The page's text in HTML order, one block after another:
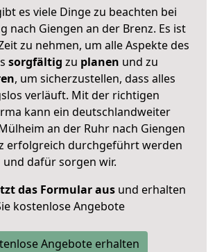
es viele Dinge zu beachten bei
nach Giengen an der Brenz. Es ist
zu nehmen, um alle Aspekte des
sorgfältig zu planen und zu
, um sicherzustellen, dass alles
verläuft. Mit der richtigen
kann ein deutschlandweiter
an der Ruhr nach Giengen
erfolgreich durchgeführt werden
und dafür sorgen wir.
das Formular ausund erhalten
kostenlose Angebote
Angebote erhalten